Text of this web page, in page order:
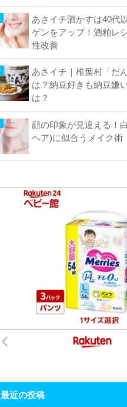
あさイチ酒かすは40代
ゲンをアップ！酒粕レ
性改善
あさイチ｜椎葉村「だ
は？納豆好きも納豆嫌
は？
顔の印象が見違える！
ヘア)に似合うメイク術
最近の投稿